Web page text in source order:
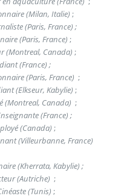
(Milan, Italie) ;
(Paris, France) ;
(Paris, France) ;
(Montreal, Canada) ;
(France) ;
(Paris, France) ;
(Elkseur, Kabylie) ;
(Montreal, Canada) ;
(France) ;
(Canada) ;
(Villeurbanne, France)
(Kherrata, Kabylie) ;
(Autriche) ;
(Tunis) ;